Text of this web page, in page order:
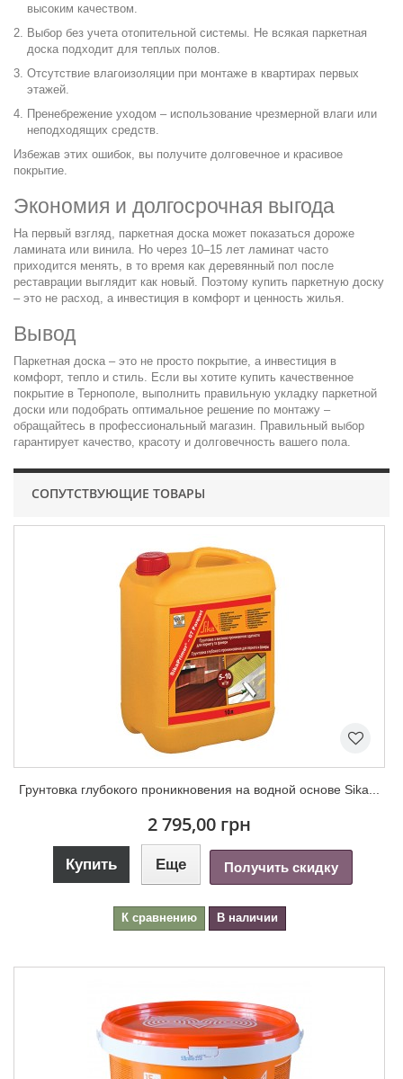
высоким качеством.
Выбор без учета отопительной системы. Не всякая паркетная
доска подходит для теплых полов.
Отсутствие влагоизоляции при монтаже в квартирах первых
этажей.
Пренебрежение уходом – использование чрезмерной влаги или
неподходящих средств.
Избежав этих ошибок, вы получите долговечное и красивое
покрытие.
Экономия и долгосрочная выгода
На первый взгляд, паркетная доска может показаться дороже
ламината или винила. Но через 10–15 лет ламинат часто
приходится менять, в то время как деревянный пол после
реставрации выглядит как новый. Поэтому купить паркетную доску
– это не расход, а инвестиция в комфорт и ценность жилья.
Вывод
Паркетная доска – это не просто покрытие, а инвестиция в
комфорт, тепло и стиль. Если вы хотите купить качественное
покрытие в Тернополе, выполнить правильную укладку паркетной
доски или подобрать оптимальное решение по монтажу –
обращайтесь в профессиональный магазин. Правильный выбор
гарантирует качество, красоту и долговечность вашего пола.
СОПУТСТВУЮЩИЕ ТОВАРЫ
Грунтовка глубокого проникновения на водной основе Sika...
2 795,00 грн
Купить Еще Получить скидку
К сравнению В наличии